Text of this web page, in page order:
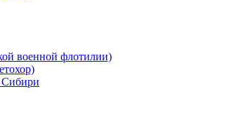
военной флотилии)